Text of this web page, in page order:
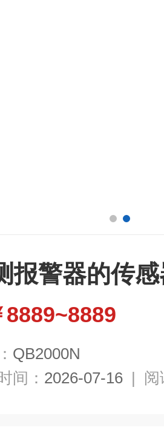
报警器的传
8889~8889
QB2000N
间： 2026-07-16 | 阅